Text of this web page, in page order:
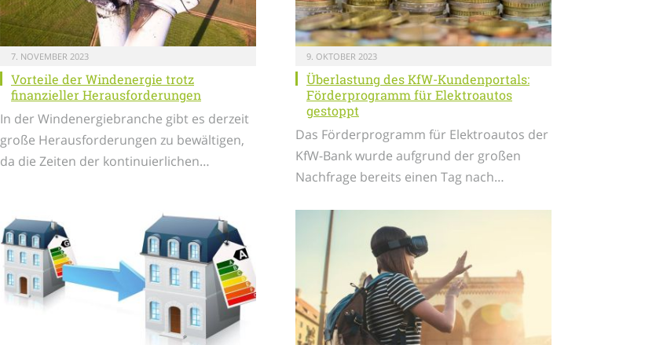
7. NOVEMBER 2023
Vorteile der Windenergie trotz
finanzieller Herausforderungen
In der Windenergiebranche gibt es derzeit
große Herausforderungen zu bewältigen,
da die Zeiten der kontinuierlichen…
9. OKTOBER 2023
Überlastung des KfW-Kundenportals:
Förderprogramm für Elektroautos
gestoppt
Das Förderprogramm für Elektroautos der
KfW-Bank wurde aufgrund der großen
Nachfrage bereits einen Tag nach…